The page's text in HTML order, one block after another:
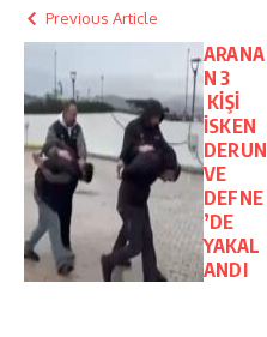
Previous Article
ARANA
N 3
KİŞİ
İSKEN
DERUN
VE
DEFNE
’DE
YAKAL
ANDI